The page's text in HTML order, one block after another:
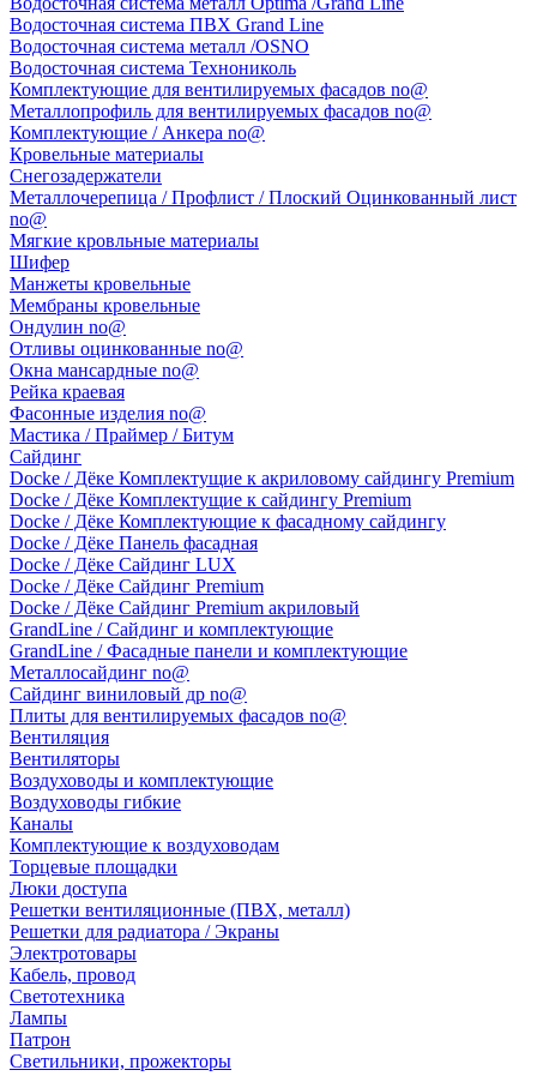
Водосточная система ПВХ Grand Line
Водосточная система металл /OSNO
Водосточная система Технониколь
Комплектующие для вентилируемых фасадов no@
Металлопрофиль для вентилируемых фасадов no@
Комплектующие / Анкера no@
Кровельные материалы
Снегозадержатели
Металлочерепица / Профлист / Плоский Оцинкованный лист
no@
Мягкие кровльные материалы
Шифер
Манжеты кровельные
Мембраны кровельные
Ондулин no@
Отливы оцинкованные no@
Окна мансардные no@
Рейка краевая
Фасонные изделия no@
Мастика / Праймер / Битум
Сайдинг
Docke / Дёке Комплектущие к акриловому сайдингу Premium
Docke / Дёке Комплектущие к сайдингу Premium
Docke / Дёке Комплектующие к фасадному сайдингу
Docke / Дёке Панель фасадная
Docke / Дёке Сайдинг LUX
Docke / Дёке Сайдинг Premium
Docke / Дёке Сайдинг Premium акриловый
GrandLine / Сайдинг и комплектующие
GrandLine / Фасадные панели и комплектующие
Металлосайдинг no@
Сайдинг виниловый др no@
Плиты для вентилируемых фасадов no@
Вентиляция
Вентиляторы
Воздуховоды и комплектующие
Воздуховоды гибкие
Каналы
Комплектующие к воздуховодам
Торцевые площадки
Люки доступа
Решетки вентиляционные (ПВХ, металл)
Решетки для радиатора / Экраны
Электротовары
Кабель, провод
Светотехника
Лампы
Патрон
Светильники, прожекторы